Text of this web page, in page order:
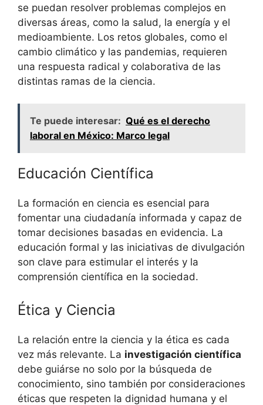
se puedan resolver problemas complejos en
diversas áreas, como la salud, la energía y el
medioambiente. Los retos globales, como el
cambio climático y las pandemias, requieren
una respuesta radical y colaborativa de las
distintas ramas de la ciencia.
Te puede interesar: Qué es el derecho
laboral en México: Marco legal
Educación Científica
La formación en ciencia es esencial para
fomentar una ciudadanía informada y capaz de
tomar decisiones basadas en evidencia. La
educación formal y las iniciativas de divulgación
son clave para estimular el interés y la
comprensión científica en la sociedad.
Ética y Ciencia
La relación entre la ciencia y la ética es cada
vez más relevante. La investigación científica
debe guiárse no solo por la búsqueda de
conocimiento, sino también por consideraciones
éticas que respeten la dignidad humana y el